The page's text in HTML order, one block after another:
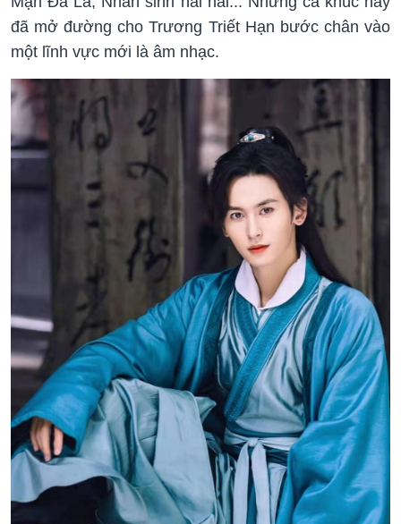
đã mở đường cho Trương Triết Hạn bước chân vào
một lĩnh vực mới là âm nhạc.